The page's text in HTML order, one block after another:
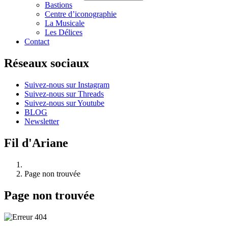
Bastions
Centre d’iconographie
La Musicale
Les Délices
Contact
Réseaux sociaux
Suivez-nous sur Instagram
Suivez-nous sur Threads
Suivez-nous sur Youtube
BLOG
Newsletter
Fil d'Ariane
Page non trouvée
Page non trouvée